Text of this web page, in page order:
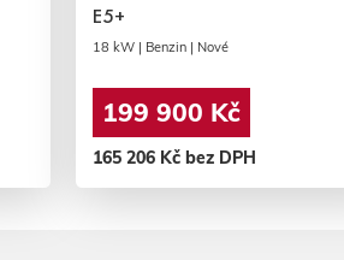
E5+
18 kW | Benzin | Nové
199 900 Kč
165 206 Kč bez DPH